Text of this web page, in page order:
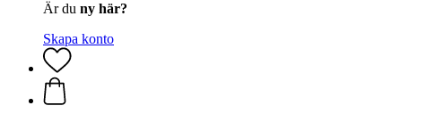
Är du ny här?
Skapa konto